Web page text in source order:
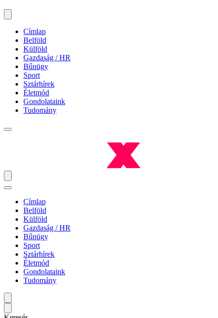
Címlap
Belföld
Külföld
Gazdaság / HR
Bűnügy
Sport
Sztárhírek
Életmód
Gondolataink
Tudomány
Címlap
Belföld
Külföld
Gazdaság / HR
Bűnügy
Sport
Sztárhírek
Életmód
Gondolataink
Tudomány